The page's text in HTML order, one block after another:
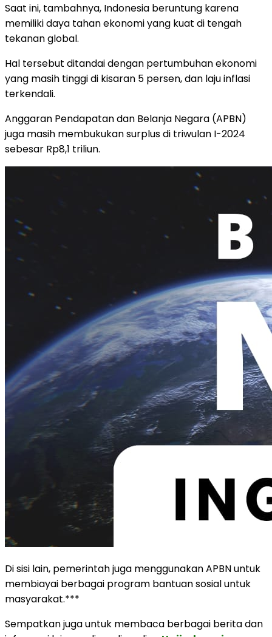
Saat ini, tambahnya, Indonesia beruntung karena
memiliki daya tahan ekonomi yang kuat di tengah
tekanan global.
Hal tersebut ditandai dengan pertumbuhan ekonomi
yang masih tinggi di kisaran 5 persen, dan laju inflasi
terkendali.
Anggaran Pendapatan dan Belanja Negara (APBN)
juga masih membukukan surplus di triwulan I-2024
sebesar Rp8,1 triliun.
Di sisi lain, pemerintah juga menggunakan APBN untuk
membiayai berbagai program bantuan sosial untuk
masyarakat.***
Sempatkan juga untuk membaca berbagai berita dan